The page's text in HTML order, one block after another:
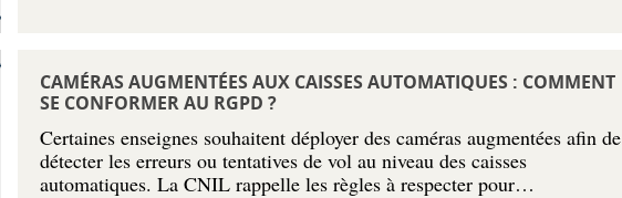
CAMÉRAS AUGMENTÉES AUX CAISSES AUTOMATIQUES : COMMENT
SE CONFORMER AU RGPD ?
Certaines enseignes souhaitent déployer des caméras augmentées afin de
détecter les erreurs ou tentatives de vol au niveau des caisses
automatiques. La CNIL rappelle les règles à respecter pour…